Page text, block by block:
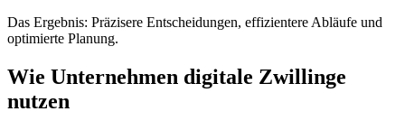
Das Ergebnis: Präzisere Entscheidungen, effizientere Abläufe und
optimierte Planung.
Wie Unternehmen digitale Zwillinge
nutzen